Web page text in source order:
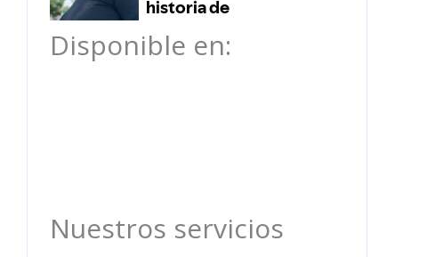
Disponible en:
Nuestros servicios